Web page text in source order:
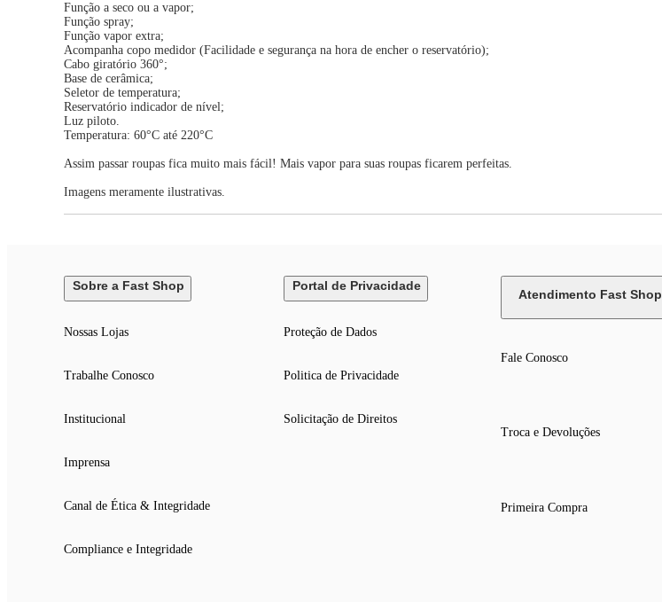
Função a seco ou a vapor;
Função spray;
Função vapor extra;
Acompanha copo medidor (Facilidade e segurança na hora de encher o reservatório);
Cabo giratório 360°;
Base de cerâmica;
Seletor de temperatura;
Reservatório indicador de nível;
Luz piloto.
Temperatura: 60°C até 220°C
Assim passar roupas fica muito mais fácil! Mais vapor para suas roupas ficarem perfeitas.
Imagens meramente ilustrativas.
Sobre a Fast Shop
Nossas Lojas
Trabalhe Conosco
Institucional
Imprensa
Canal de Ética & Integridade
Compliance e Integridade
Portal de Privacidade
Proteção de Dados
Politica de Privacidade
Solicitação de Direitos
Atendimento Fast Shop
Fale Conosco
Troca e Devoluções
Primeira Compra